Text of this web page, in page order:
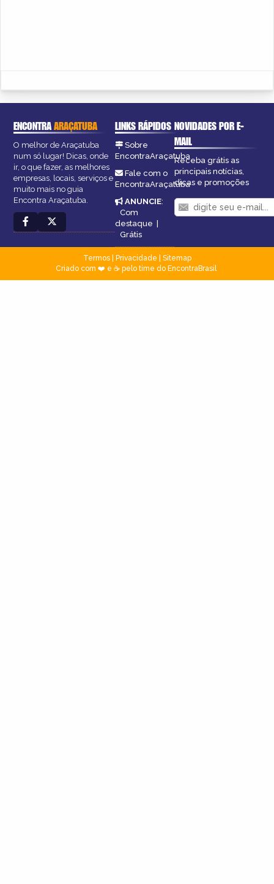
ENCONTRAARAÇATUBA
O melhor de Araçatuba
num só lugar! Dicas, onde
ir, o que fazer, as melhores
empresas, locais, serviços e
muito mais no guia
Encontra Araçatuba.
LINKS RÁPIDOS
Sobre
EncontraAraçatuba
Fale com o
EncontraAraçatuba
ANUNCIE:
Com
destaque |
Grátis
NOVIDADES POR E-
MAIL
Receba grátis as
principais notícias,
dicas e promoções
Termos| Privacidade
Sitemap
Criado com ❤️ e ☕ pelo time do EncontraBrasil